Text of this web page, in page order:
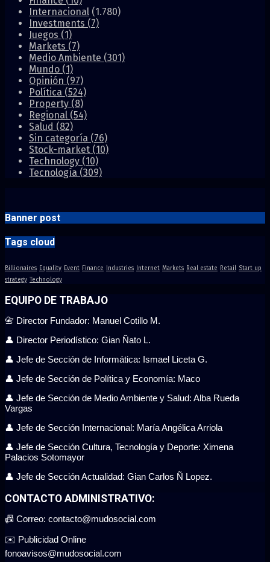
Internacional (1.780)
Investments (7)
Juegos (1)
Markets (7)
Medio Ambiente (301)
Mundo (1)
Opinión (97)
Política (524)
Property (8)
Regional (54)
Salud (82)
Sin categoría (76)
Stock-market (10)
Technology (10)
Tecnología (309)
Banner post
Tags cloud
Billionaires Equality Event Finance Industries Internet Markets Real estate Retail Start up
strategy Technology
EQUIPO DE TRABAJO
📇 Director Fundador: Manuel Cotillo M.
👤 Director Periodístico: Gian Ñato L.
👤 Jefe de Sección de Informática: Ismael Liceta G.
👤 Jefe de Sección de Política y Economía: Maco
👤 Jefe de Sección de Medio Ambiente y Salud: Alba Rueda
Vargas
👤 Jefe de Sección Internacional: María Angélica Arriola
👤 Jefe de Sección Cultura, Tecnología y Deporte: Ximena
Palacios Sotomayor
👤 Jefe de Sección Actualidad: Gian Carlos Ñ Lopez.
CONTACTO ADMINISTRATIVO:
📠 Correo: contacto@mudosocial.com
✉️ Publicidad Online
fonoavisos@mudosocial.com